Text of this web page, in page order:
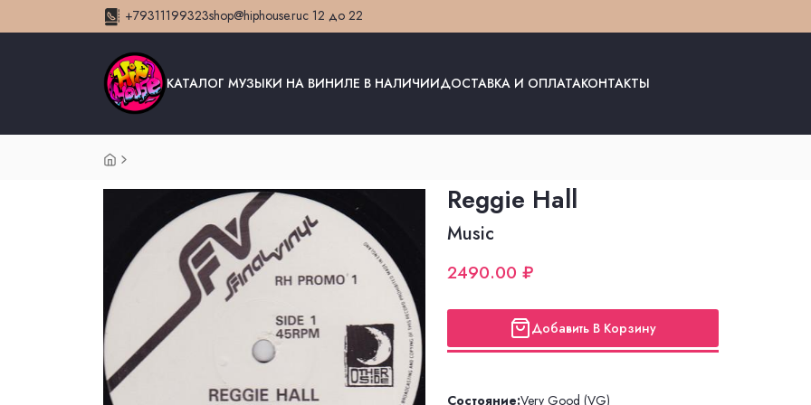
+79311199323shop@hiphouse.ruс 12 до 22
КАТАЛОГ МУЗЫКИ НА ВИНИЛЕ В НАЛИЧИИДОСТАВКА И ОПЛАТАКОНТАКТЫ
Reggie Hall
Music
2490.00 ₽
Добавить В Корзину
Состояние:Very Good (VG)